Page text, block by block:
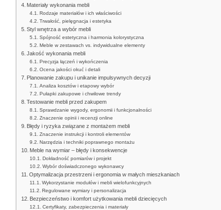
Materiały wykonania mebli
Rodzaje materiałów i ich właściwości
Trwałość, pielęgnacja i estetyka
Styl wnętrza a wybór mebli
Spójność estetyczna i harmonia kolorystyczna
Meble w zestawach vs. indywidualne elementy
Jakość wykonania mebli
Precyzja łączeń i wykończenia
Ocena jakości okuć i detali
Planowanie zakupu i unikanie impulsywnych decyzji
Analiza kosztów i etapowy wybór
Pułapki zakupowe i chwilowe trendy
Testowanie mebli przed zakupem
Sprawdzanie wygody, ergonomii i funkcjonalności
Znaczenie opinii i recenzji online
Błędy i ryzyka związane z montażem mebli
Znaczenie instrukcji i kontroli elementów
Narzędzia i techniki poprawnego montażu
Meble na wymiar – błędy i konsekwencje
Dokładność pomiarów i projekt
Wybór doświadczonego wykonawcy
Optymalizacja przestrzeni i ergonomia w małych mieszkaniach
Wykorzystanie modułów i mebli wielofunkcyjnych
Regulowane wymiary i personalizacja
Bezpieczeństwo i komfort użytkowania mebli dziecięcych
Certyfikaty, zabezpieczenia i materiały